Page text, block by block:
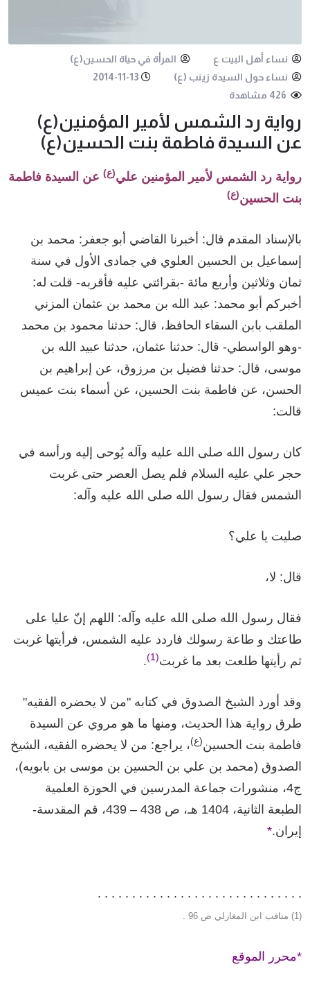
نساء أهل البيت ع
المرأة في حياة الحسين(ع)
نساء حول السيدة زينب (ع)
2014-11-13
رواية رد الشمس لأمير المؤمنين(ع)
عن السيدة فاطمة بنت الحسين(ع)
رواية رد الشمس لأمير المؤمنين علي(ع) عن السيدة فاطمة
بنت الحسين(ع)
بالإسناد المقدم قال: أخبرنا القاضي أبو جعفر: محمد بن
إسماعيل بن الحسين العلوي في جمادى الأول في سنة
ثمان وثلاثين وأربع مائة -بقرائتي عليه فأقربه- قلت له:
أخبركم أبو محمد: عبد الله بن محمد بن عثمان المزني
الملقب بابن السقاء الحافظ، قال: حدثنا محمود بن محمد
-وهو الواسطي- قال: حدثنا عثمان، حدثنا عبيد الله بن
موسى، قال: حدثنا فضيل بن مرزوق، عن إبراهيم بن
الحسن، عن فاطمة بنت الحسين، عن أسماء بنت عميس
قالت:
كان رسول الله صلى الله عليه وآله يُوحى إليه ورأسه في
حجر علي عليه السلام فلم يصل العصر حتى غربت
الشمس فقال رسول الله صلى الله عليه وآله:
صليت يا علي؟
قال: لا،
فقال رسول الله صلى الله عليه وآله: اللهم إنّ عليا على
طاعتك و طاعة رسولك فاردد عليه الشمس، فرأيتها غربت
ثم رأيتها طلعت بعد ما غربت(1)
.
وقد أورد الشيخ الصدوق في كتابه "من لا يحضره الفقيه"
طرق رواية هذا الحديث، ومنها ما هو مروي عن السيدة
فاطمة بنت الحسين(ع)، يراجع: من لا يحضره الفقيه، الشيخ
الصدوق (محمد بن علي بن الحسين بن موسى بن بابويه)،
ج4، منشورات جماعة المدرسين في الحوزة العلمية
الطبعة الثانية، 1404 هـ، ص 438 – 439، قم المقدسة-
إيران.*
. . . . . . . . . . . . . . . . . . . . . . . . . . . . . .
(1) مناقب ابن المغازلي ص 96 .
*محرر الموقع